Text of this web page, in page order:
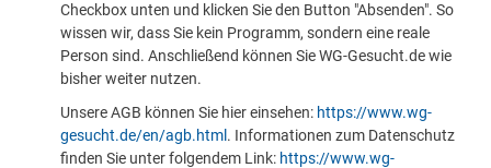
Checkbox unten und klicken Sie den Button "Absenden". So
wissen wir, dass Sie kein Programm, sondern eine reale
Person sind. Anschließend können Sie WG-Gesucht.de wie
bisher weiter nutzen.
Unsere AGB können Sie hier einsehen: https://www.wg-
gesucht.de/en/agb.html . Informationen zum Datenschutz
finden Sie unter folgendem Link: https://www.wg-